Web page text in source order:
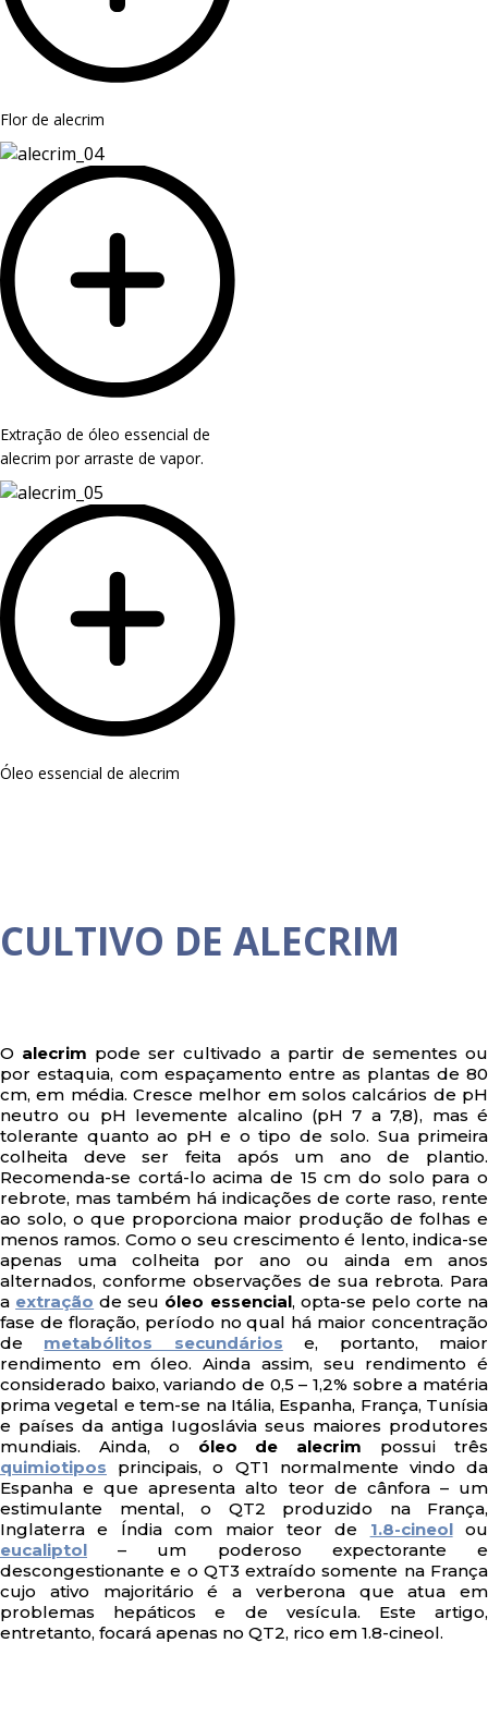
Flor de alecrim
Extração de óleo essencial de
alecrim por arraste de vapor.
Óleo essencial de alecrim
CULTIVO DE ALECRIM
O alecrim pode ser cultivado a partir de sementes ou
por estaquia, com espaçamento entre as plantas de 80
cm, em média. Cresce melhor em solos calcários de pH
neutro ou pH levemente alcalino (pH 7 a 7,8), mas é
tolerante quanto ao pH e o tipo de solo. Sua primeira
colheita deve ser feita após um ano de plantio.
Recomenda-se cortá-lo acima de 15 cm do solo para o
rebrote, mas também há indicações de corte raso, rente
ao solo, o que proporciona maior produção de folhas e
menos ramos. Como o seu crescimento é lento, indica-se
apenas uma colheita por ano ou ainda em anos
alternados, conforme observações de sua rebrota. Para
a extração de seu óleo essencial, opta-se pelo corte na
fase de floração, período no qual há maior concentração
de metabólitos secundários e, portanto, maior
rendimento em óleo. Ainda assim, seu rendimento é
considerado baixo, variando de 0,5 – 1,2% sobre a matéria
prima vegetal e tem-se na Itália, Espanha, França, Tunísia
e países da antiga Iugoslávia seus maiores produtores
mundiais. Ainda, o óleo de alecrim possui três
quimiotipos principais, o QT1 normalmente vindo da
Espanha e que apresenta alto teor de cânfora – um
estimulante mental, o QT2 produzido na França,
Inglaterra e Índia com maior teor de 1.8-cineolou
eucaliptol – um poderoso expectorante e
descongestionante e o QT3 extraído somente na França
cujo ativo majoritário é a verberona que atua em
problemas hepáticos e de vesícula. Este artigo,
entretanto, focará apenas no QT2, rico em 1.8-cineol.